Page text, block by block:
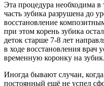
Эта процедура необходима в
часть зубика разрушена до
восстановление
при этом корень зубика
деток старше 7-8 лет
в ходе восстановления врач
временную коронку на зубик.
Иногда бывают случаи,
постоянный ещё не успел